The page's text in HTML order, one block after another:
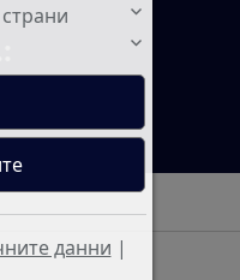
данни |